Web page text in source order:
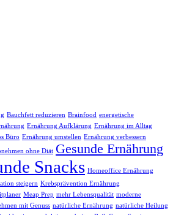
Bauchfett reduzieren Brainfood energetische
Ernährung Aufklärung Ernährung im Alltag
Büro Ernährung umstellen Ernährung verbessern
ohne Diät Gesunde Ernährung
Snacks Homeoffice Ernährung
steigern Krebsprävention Ernährung
Meap Prep mehr Lebensqualität moderne
mit Genuss natürliche Ernährung natürliche Heilung